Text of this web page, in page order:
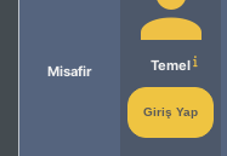
Misafir Temel
Giriş Yap